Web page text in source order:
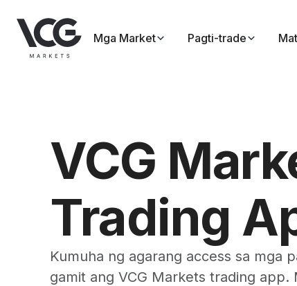
Mga Market Pagti-trade
VCG
Trading
Kumuha ng agarang access sa mga
gamit ang VCG Markets trading app.